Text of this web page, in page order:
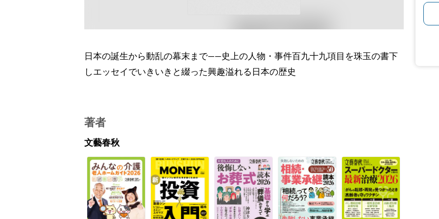
日本の誕生から動乱の幕末まで――史上の人物・事件百九十九項目を珠玉の書下
しエッセイでいきいきと綴った興趣溢れる日本の歴史
著者
文藝春秋